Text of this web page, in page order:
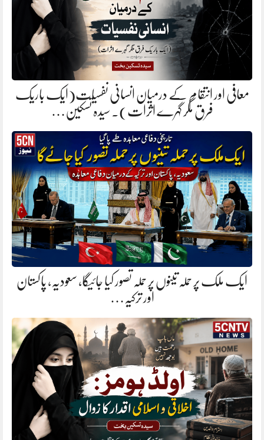
معافی اور انتقام کے درمیان انسانی نفسیات(ایک باریک
فرق مگر گہرے اثرات). سیدہ تسکین…
ایک ملک پر حملہ تینوں پر حملہ تصور کیا جائیگا، سعودیہ، پاکستان
اور ترکیہ…